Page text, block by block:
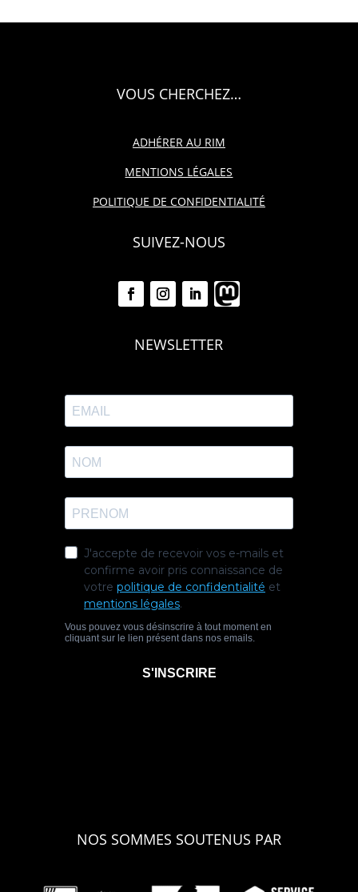
VOUS CHERCHEZ…
ADHÉRER AU RIM
MENTIONS LÉGALES
POLITIQUE DE CONFIDENTIALITÉ
SUIVEZ-NOUS
NEWSLETTER
NOS SOMMES SOUTENUS PAR